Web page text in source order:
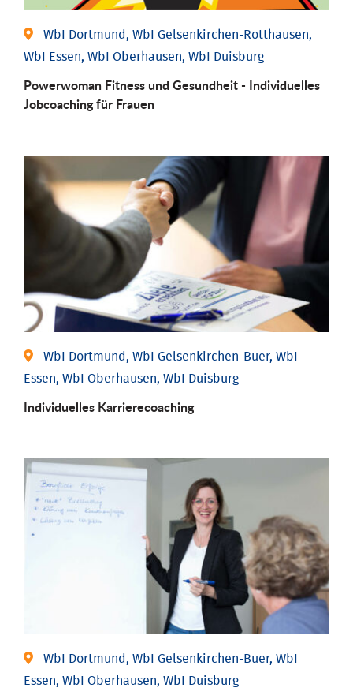
WbI Dortmund, WbI Gelsenkirchen-Rotthausen,
WbI Essen, WbI Oberhausen, WbI Duisburg
Powerwoman Fitness und Gesund­heit - Individu­elles
Job­coaching für Frauen
WbI Dortmund, WbI Gelsenkirchen-Buer, WbI
Essen, WbI Oberhausen, WbI Duisburg
Individu­elles Karrierecoaching
WbI Dortmund, WbI Gelsenkirchen-Buer, WbI
Essen, WbI Oberhausen, WbI Duisburg